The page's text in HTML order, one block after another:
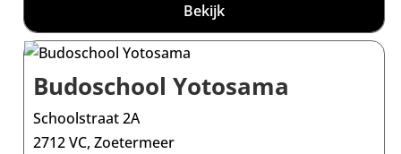
Bekijk
Budoschool Yotosama
Schoolstraat 2A
2712 VC, Zoetermeer